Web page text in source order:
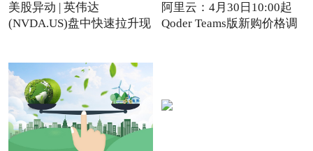
美股异动 | 英伟达
(NVDA.US)盘中快速拉升现
阿里云：4月30日10:00起
Qoder Teams版新购价格调